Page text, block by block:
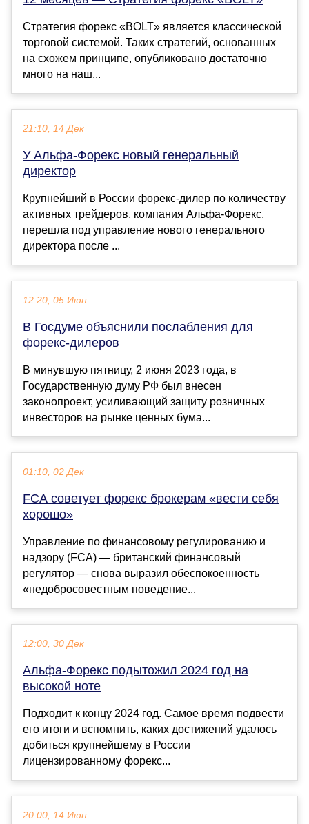
Стратегия форекс «BOLT» является классической
торговой системой. Таких стратегий, основанных
на схожем принципе, опубликовано достаточно
много на наш...
21:10, 14 Дек
У Альфа-Форекс новый генеральный
директор
Крупнейший в России форекс-дилер по количеству
активных трейдеров, компания Альфа-Форекс,
перешла под управление нового генерального
директора после ...
12:20, 05 Июн
В Госдуме объяснили послабления для
форекс-дилеров
В минувшую пятницу, 2 июня 2023 года, в
Государственную думу РФ был внесен
законопроект, усиливающий защиту розничных
инвесторов на рынке ценных бума...
01:10, 02 Дек
FCA советует форекс брокерам «вести себя
хорошо»
Управление по финансовому регулированию и
надзору (FCA) — британский финансовый
регулятор — снова выразил обеспокоенность
«недобросовестным поведение...
12:00, 30 Дек
Альфа-Форекс подытожил 2024 год на
высокой ноте
Подходит к концу 2024 год. Самое время подвести
его итоги и вспомнить, каких достижений удалось
добиться крупнейшему в России
лицензированному форекс...
20:00, 14 Июн